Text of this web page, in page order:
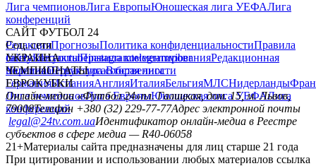
Лига чемпионовЛига ЕвропыЮношеская лига УЕФАЛига
конференций
САЙТ ФУТБОЛ 24
РедакцияПрогнозыПолитика конфиденциальностиПравила
сайтуКонтактыПравила комментированияРедакционная
политикаСтруктура собственности
Соц. сети
facebookxyoutubeinstagramtelegramviber
УКРАИНА
УкраинаПервая лигаВторая лига
ЧЕМПИОНАТЫ
ГерманияИспанияАнглияИталияБельгияМЛСНидерланды
ЕВРОКУБКИ
Лига чемпионовЛига ЕвропыЮношеская лига УЕФАЛига
конференций
Онлайн-медиа «Футбол 24»пл. Галицкая, дом. 15, м. Львов,
79008Телефон +380 (32) 229-77-77Адрес электронной почты
legal@24tv.com.uaИдентификатор онлайн-медиа в Реестре
субъектов в сфере медиа — R40-06058
21+Материалы сайта предназначены для лиц старше 21 года
При цитировании и использовании любых материалов ссылка